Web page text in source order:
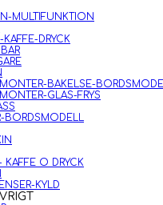
MULTIFUNKTION
DRYCK
BAKELSE-
GLAS-FRYS
BORDSMODELL
KAFFE O DRYCK
KYLD